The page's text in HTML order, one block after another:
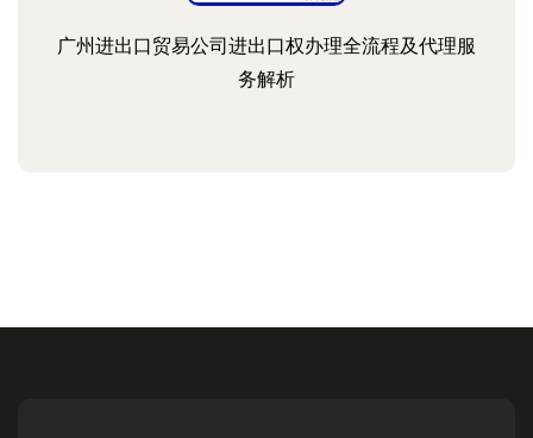
广州进出口贸易公司进出口权办理全流程及代理服
务解析